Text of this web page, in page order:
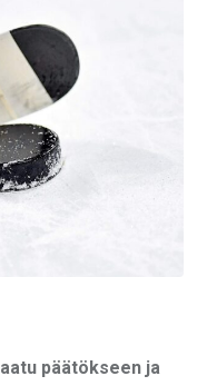
päätökseen ja